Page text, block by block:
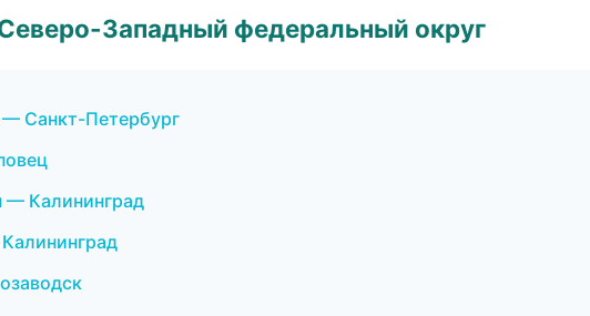
Западный федеральный округ
Санкт-Петербург
— Калининград